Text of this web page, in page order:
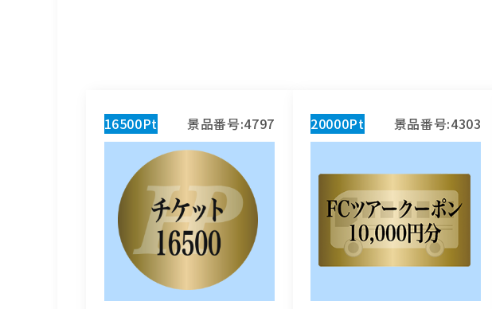
16500Pt 景品番号:4797 20000Pt 景品番号:4303